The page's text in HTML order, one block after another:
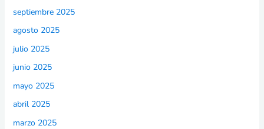
septiembre 2025
agosto 2025
julio 2025
junio 2025
mayo 2025
abril 2025
marzo 2025